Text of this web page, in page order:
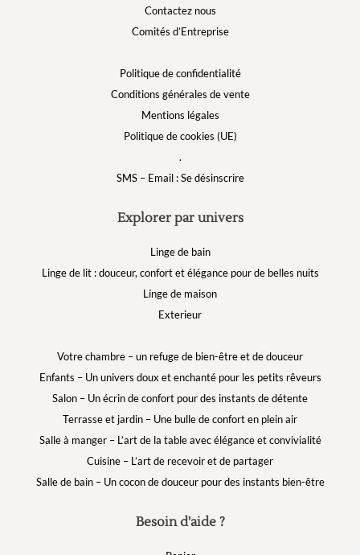
Besoin d'aide ?
Contactez nous
Comités d’Entreprise
Politique de confidentialité
Conditions générales de vente
Mentions légales
Politique de cookies (UE)
.
SMS – Email : Se désinscrire
Explorer par univers
Linge de bain
Linge de lit : douceur, confort et élégance pour de belles nuits
Linge de maison
Exterieur
Votre chambre – un refuge de bien-être et de douceur
Enfants – Un univers doux et enchanté pour les petits rêveurs
Salon – Un écrin de confort pour des instants de détente
Terrasse et jardin – Une bulle de confort en plein air
Salle à manger – L’art de la table avec élégance et convivialité
Cuisine – L’art de recevoir et de partager
Salle de bain – Un cocon de douceur pour des instants bien-être